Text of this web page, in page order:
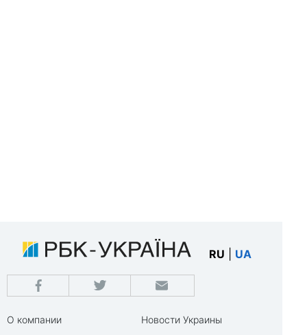
RU UA
О компании
Новости Украины